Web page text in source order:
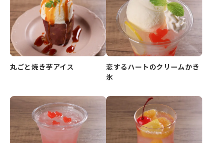
丸ごと焼き芋アイス
恋するハートのクリームかき
氷